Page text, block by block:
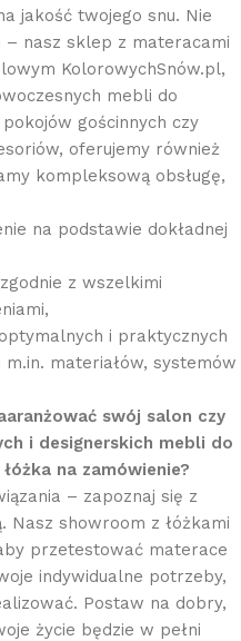
jakość twojego snu. Nie
– nasz sklep z materacami
KolorowychSnów.pl,
mebli do
gościnnych czy
oferujemy również
kompleksową obsługę,
na podstawie dokładnej
z wszelkimi
i praktycznych
materiałów, systemów
swój salon czy
i designerskich mebli do
na zamówienie?
– zapoznaj się z
showroom z łóżkami
przetestować materace
indywidualne potrzeby,
Postaw na dobry,
życie będzie w pełni